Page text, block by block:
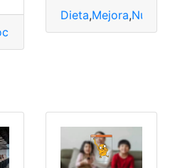
Pantalla,Web
Dieta,Mejora,Nutrición